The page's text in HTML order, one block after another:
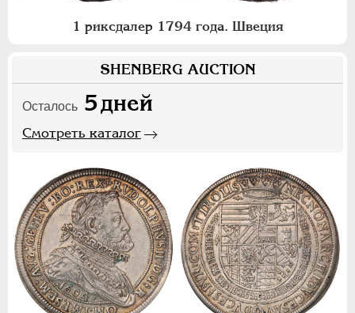
1 риксдалер 1794 года. Швеция
SHENBERG AUCTION
Осталось 5дней
Смотреть каталог